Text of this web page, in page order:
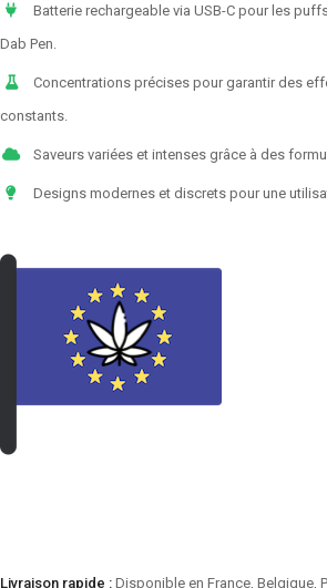
Batterie rechargeable via USB-C pour les
Dab Pen.
Concentrations précises pour garantir des
constants.
Saveurs variées et intenses grâce à des
Designs modernes et discrets pour une
Livraison rapide : Disponible en France, Belgique,